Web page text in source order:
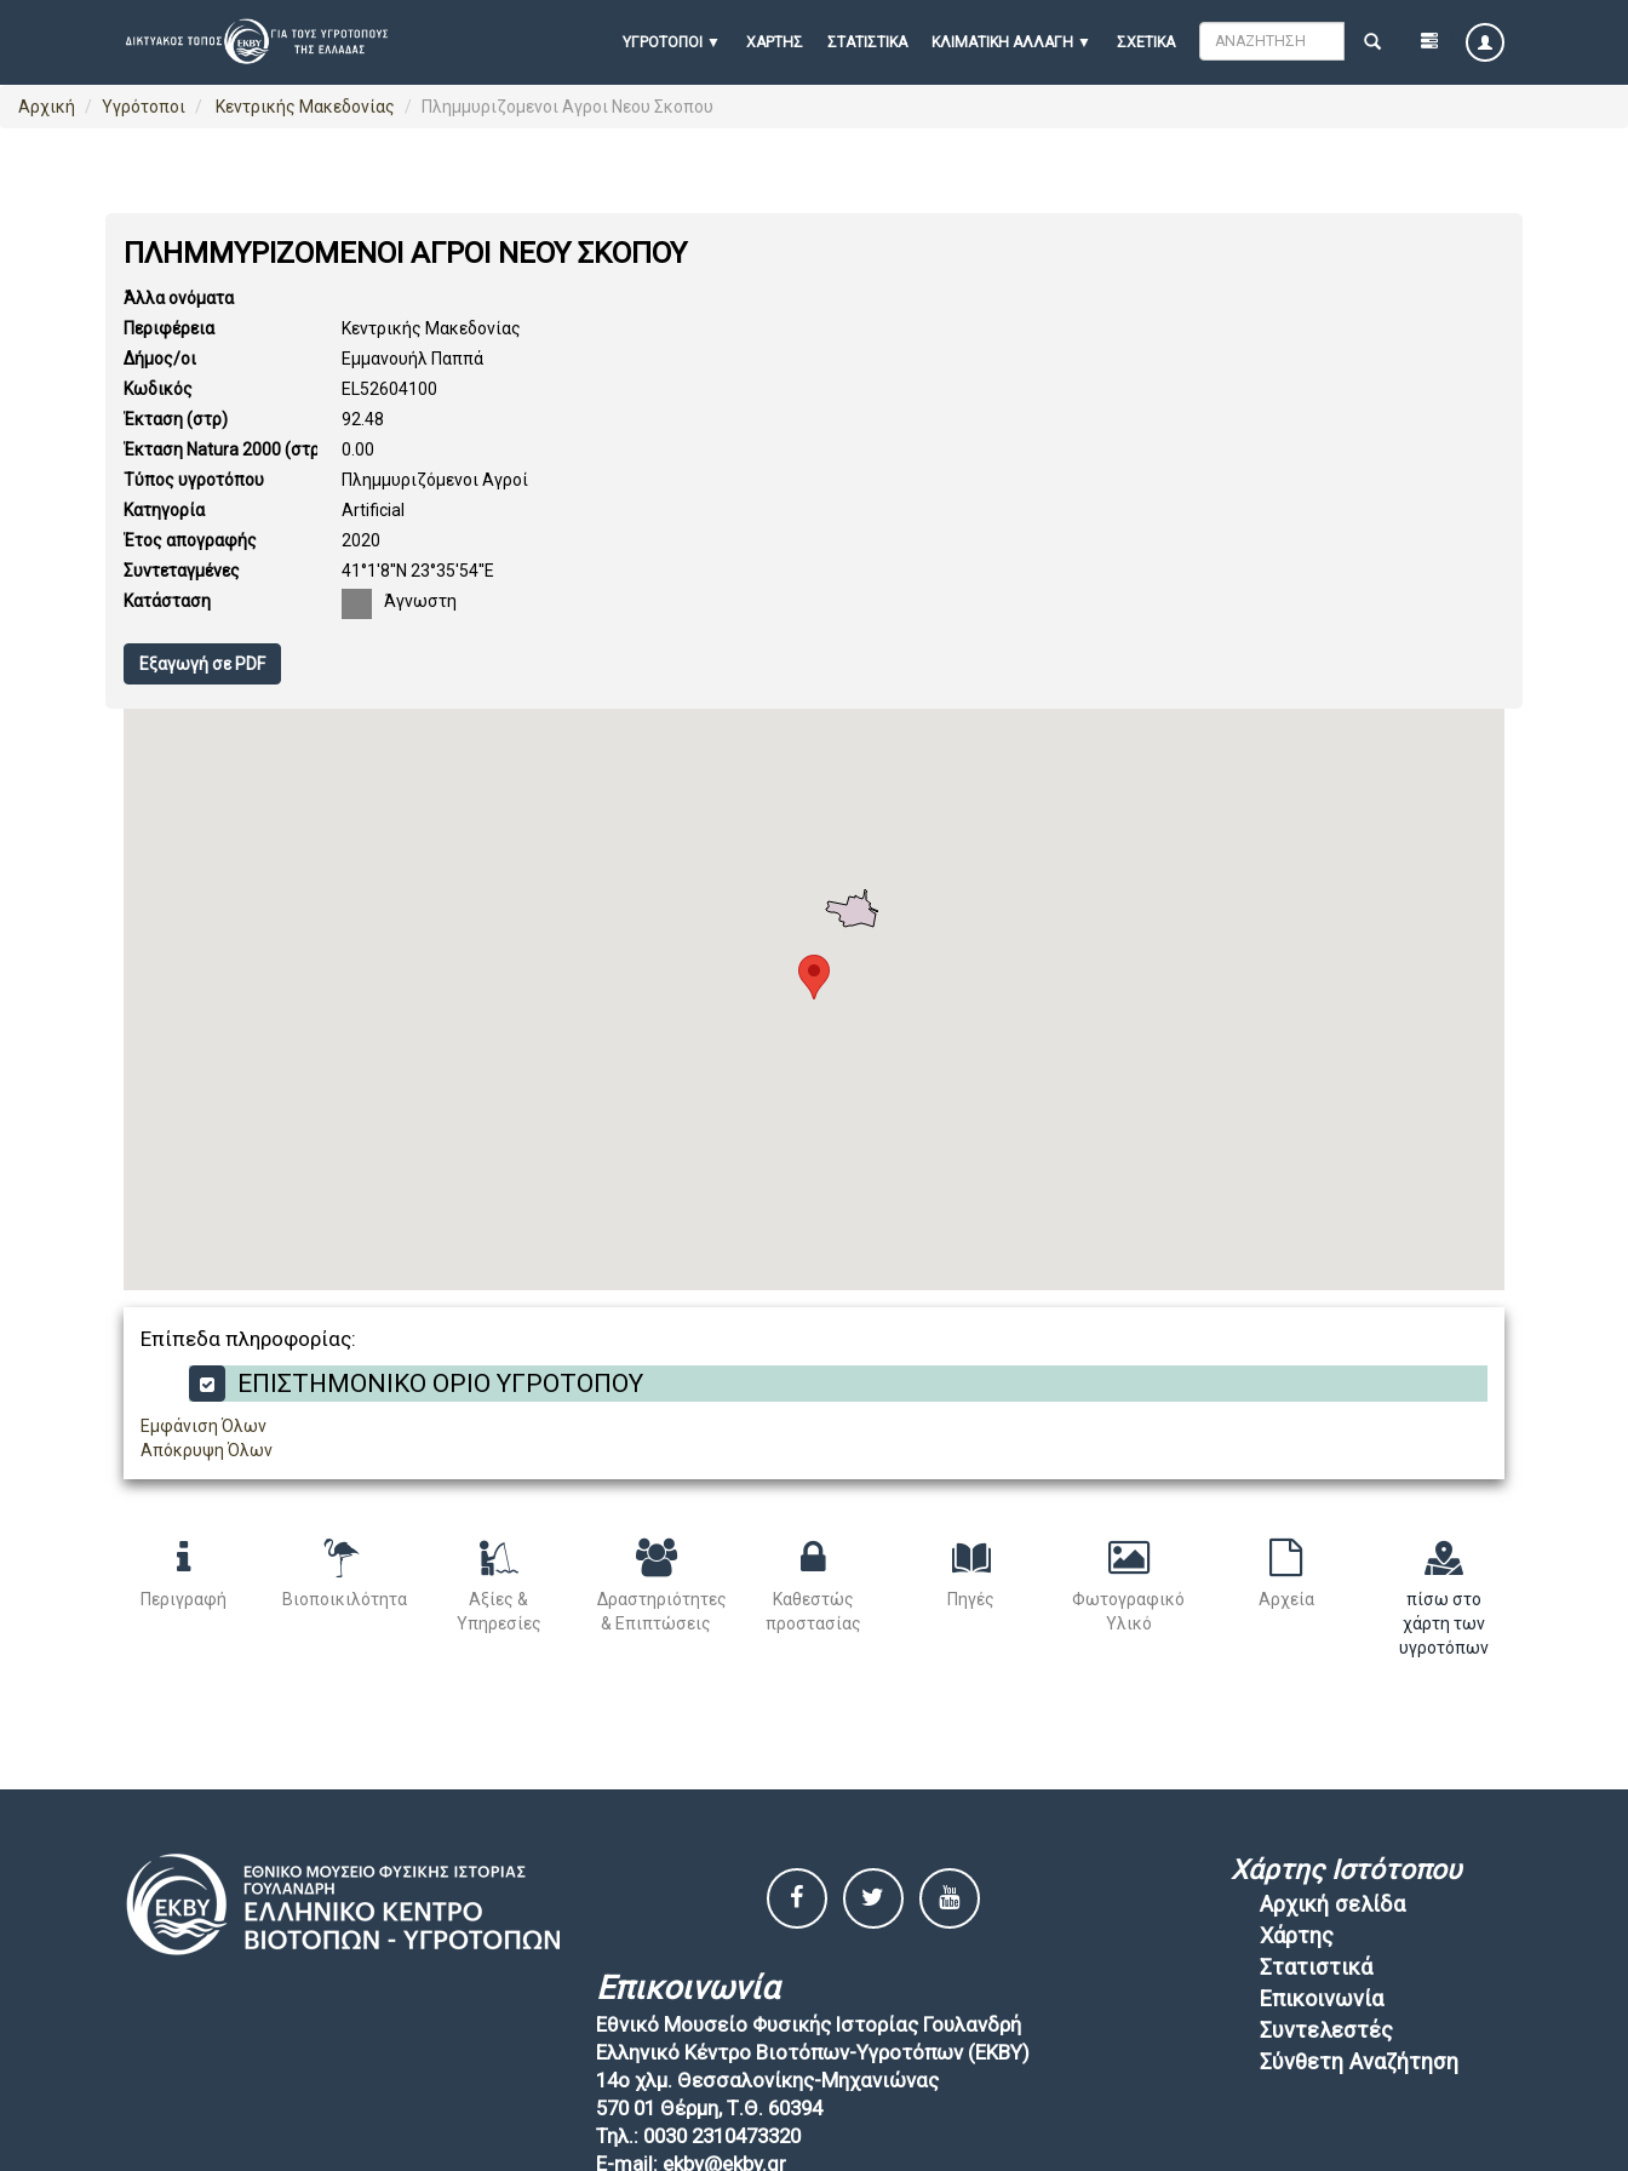
ΥΓΡΟΤΟΠΟΙ ΧΆΡΤΗΣ ΣΤΑΤΙΣΤΙΚΆ ΚΛΙΜΑΤΙΚΗ ΑΛΛΑΓΗ ΣΧΕΤΙΚΆ
Αρχική Υγρότοποι Κεντρικής Μακεδονίας Πλημμυριζομενοι Αγροι Νεου Σκοπου
ΠΛΗΜΜΥΡΙΖΟΜΕΝΟΙ ΑΓΡΟΙ ΝΕΟΥ ΣΚΟΠΟΥ
Άλλα ονόματα
Περιφέρεια
Κεντρικής Μακεδονίας
Δήμος/οι
Εμμανουήλ Παππά
Κωδικός
EL52604100
Έκταση (στρ)
92.48
Έκταση Natura 2000 (στρ)
0.00
Τύπος υγροτόπου
Πλημμυριζόμενοι Αγροί
Κατηγορία
Artificial
Έτος απογραφής
2020
Συντεταγμένες
41°1'8''N 23°35'54''E
Κατάσταση
Άγνωστη
Εξαγωγή σε PDF
Επίπεδα πληροφορίας:
ΕΠΙΣΤΗΜΟΝΙΚΟ ΟΡΙΟ ΥΓΡΟΤΟΠΟΥ
Εμφάνιση Όλων
Απόκρυψη Όλων
Περιγραφή Βιοποικιλότητα
Αξίες &
Υπηρεσίες
Δραστηριότητες
& Επιπτώσεις
Καθεστώς
προστασίας
Πηγές
Φωτογραφικό
Υλικό
Αρχεία
πίσω στο
χάρτη των
υγροτόπων
Επικοινωνία
Εθνικό Μουσείο Φυσικής Ιστορίας Γουλανδρή
Ελληνικό Κέντρο Βιοτόπων-Υγροτόπων (EKBY)
14ο χλμ. Θεσσαλονίκης-Μηχανιώνας
570 01 Θέρμη, Τ.Θ. 60394
Τηλ.: 0030 2310473320
E-mail: ekby@ekby.gr
Χάρτης Ιστότοπου
Αρχική σελίδα
Χάρτης
Στατιστικά
Επικοινωνία
Συντελεστές
Σύνθετη Αναζήτηση